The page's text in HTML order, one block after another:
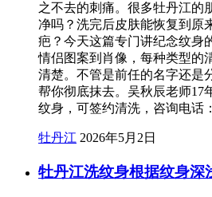
之不去的刺痛。很多牡丹江的
净吗？洗完后皮肤能恢复到原
疤？今天这篇专门讲纪念纹身
情侣图案到肖像，每种类型的
清楚。不管是前任的名字还是
帮你彻底抹去。吴秋辰老师17
纹身，可签约清洗，咨询电话：
牡丹江 2026年5月2日
牡丹江洗纹身根据纹身深